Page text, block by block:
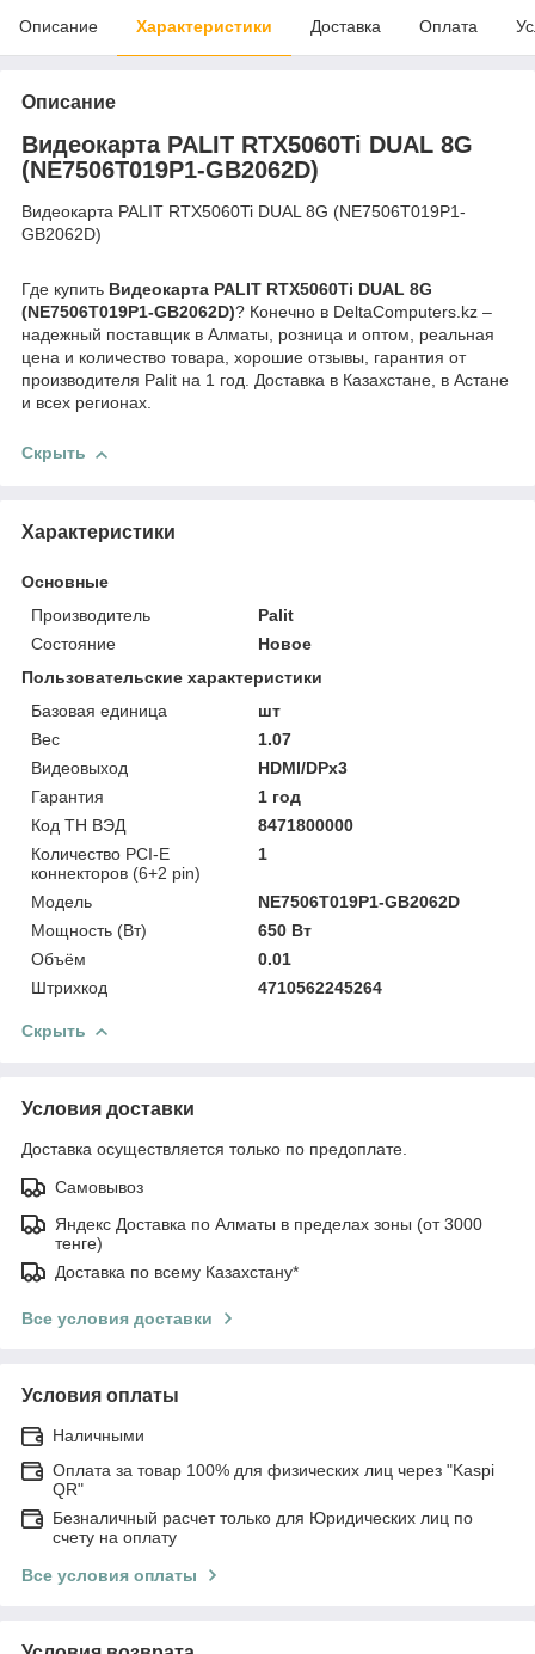
Описание Характеристики Доставка Оплата
Описание
Видеокарта PALIT RTX5060Ti DUAL 8G
(NE7506T019P1-GB2062D)
Видеокарта PALIT RTX5060Ti DUAL 8G (NE7506T019P1-
GB2062D)
Где купить Видеокарта PALIT RTX5060Ti DUAL 8G
(NE7506T019P1-GB2062D)? Конечно в DeltaComputers.kz –
надежный поставщик в Алматы, розница и оптом, реальная
цена и количество товара, хорошие отзывы, гарантия от
производителя Palit на 1 год. Доставка в Казахстане, в Астане
и всех регионах.
Скрыть
Характеристики
Основные
Производитель
Palit
Состояние
Новое
Пользовательские характеристики
Базовая единица
шт
Вес
1.07
Видеовыход
HDMI/DPx3
Гарантия
1 год
Код ТН ВЭД
8471800000
Количество PCI-E
коннекторов (6+2 pin)
1
Модель
NE7506T019P1-GB2062D
Мощность (Bт)
650 Вт
Объём
0.01
Штрихкод
4710562245264
Скрыть
Условия доставки
Доставка осуществляется только по предоплате.
Самовывоз
Яндекс Доставка по Алматы в пределах зоны (от 3000
тенге)
Доставка по всему Казахстану*
Все условия доставки
Условия оплаты
Наличными
Оплата за товар 100% для физических лиц через "Kaspi
QR"
Безналичный расчет только для Юридических лиц по
счету на оплату
Все условия оплаты